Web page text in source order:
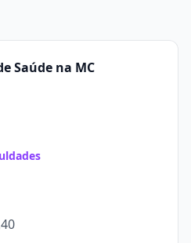
Saúde na MC